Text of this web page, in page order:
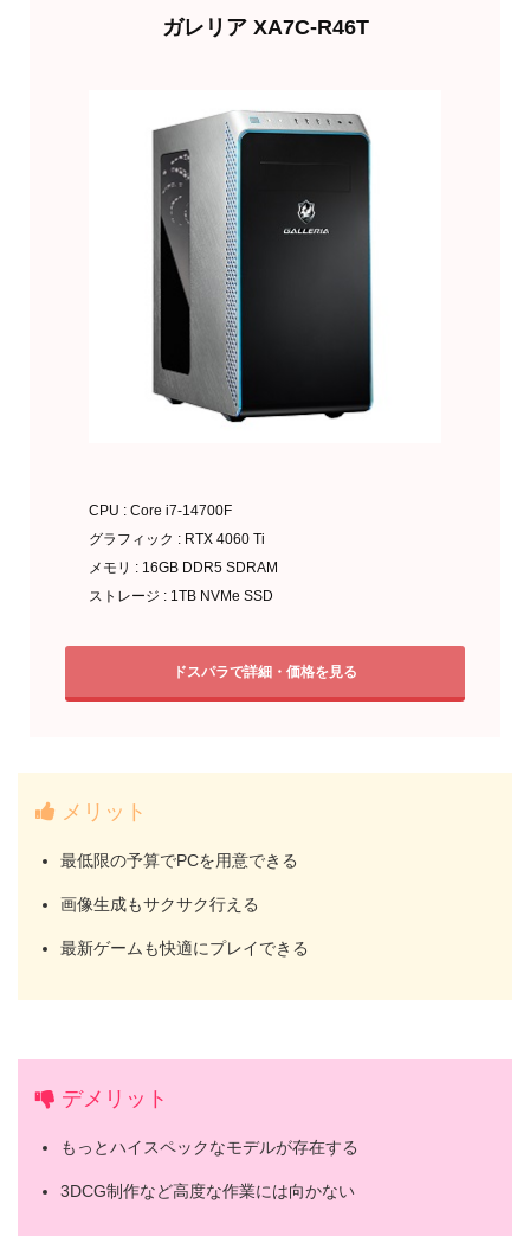
ガレリア XA7C-R46T
CPU : Core i7-14700F
グラフィック : RTX 4060 Ti
メモリ : 16GB DDR5 SDRAM
ストレージ : 1TB NVMe SSD
ドスパラで詳細・価格を見る
メリット
最低限の予算でPCを用意できる
画像生成もサクサク行える
最新ゲームも快適にプレイできる
デメリット
もっとハイスペックなモデルが存在する
3DCG制作など高度な作業には向かない